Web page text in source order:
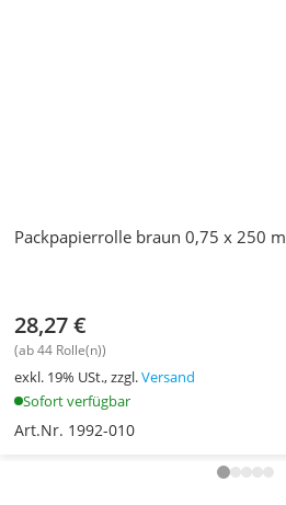
Packpapierrolle braun 0,75 x 250 m
28,27 €
(ab 44 Rolle(n))
exkl. 19% USt., zzgl.Versand
Sofort verfügbar
Art.Nr. 1992-010